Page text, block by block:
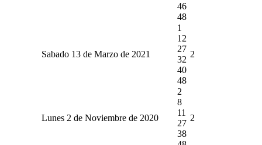
46
48
Sabado 13 de Marzo de 2021
1
12
27
32
40
48
2
Lunes 2 de Noviembre de 2020
2
8
11
27
38
2